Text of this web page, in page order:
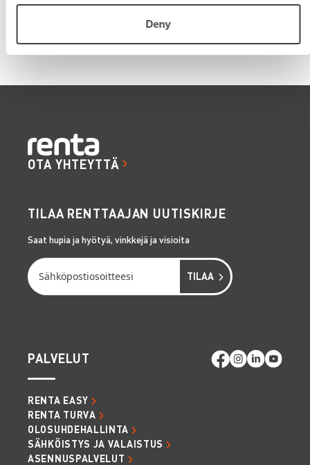
Deny
OTA YHTEYTTÄ
TILAA RENTTAAJAN UUTISKIRJE
Saat hupia ja hyötyä, vinkkejä ja visioita
PALVELUT
RENTA EASY
RENTA TURVA
OLOSUHDEHALLINTA
SÄHKÖISTYS JA VALAISTUS
ASENNUSPALVELUT